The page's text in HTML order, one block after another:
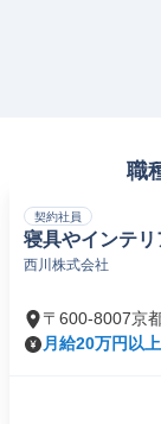
職
契約社員
寝具やインテ
西川株式会社
〒600-8007京
月給20万円以上